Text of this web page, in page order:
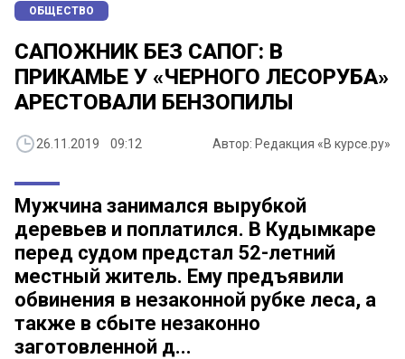
ОБЩЕСТВО
САПОЖНИК БЕЗ САПОГ: В
ПРИКАМЬЕ У «ЧЕРНОГО ЛЕСОРУБА»
АРЕСТОВАЛИ БЕНЗОПИЛЫ
26.11.2019 09:12 Автор: Редакция «В курсе.ру»
Мужчина занимался вырубкой
деревьев и поплатился. В Кудымкаре
перед судом предстал 52-летний
местный житель. Ему предъявили
обвинения в незаконной рубке леса, а
также в сбыте незаконно
заготовленной д...